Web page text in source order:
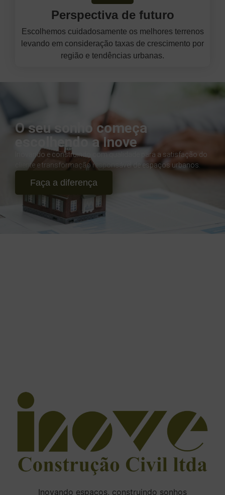
Perspectiva de futuro
Escolhemos cuidadosamente os melhores terrenos
levando em consideração taxas de crescimento por
região e tendências urbanas.
O seu sonho começa
escolhendo a Inove
Inovando e construindo com qualidade para a satisfação do
cliente e transformação responsável de espaços urbanos.
Faça a diferença
Inovando espaços, construindo sonhos